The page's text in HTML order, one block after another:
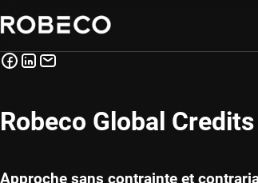
Robeco Global Credits
Approche sans contrainte et